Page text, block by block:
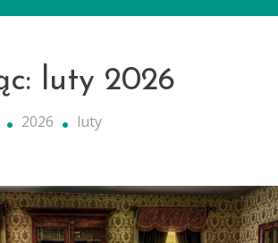
luty 2026
2026 luty